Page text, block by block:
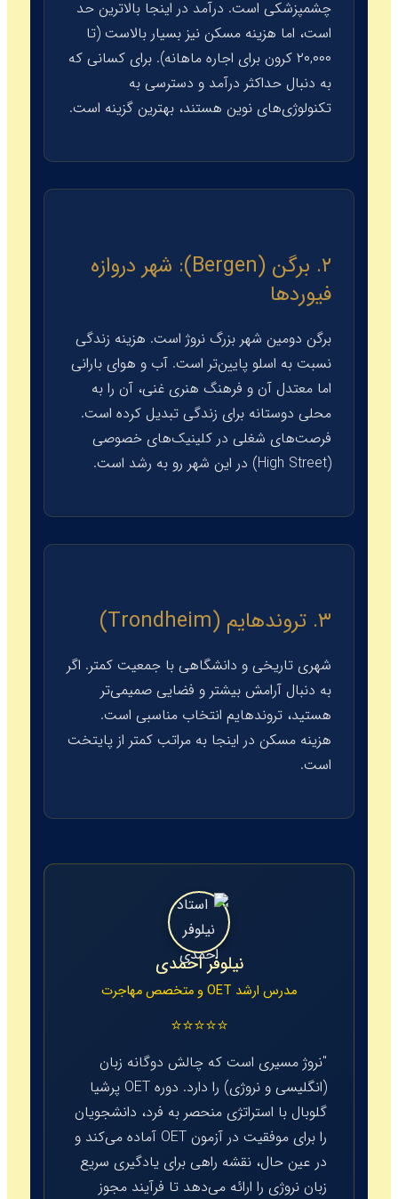
چشمپزشکی است. درآمد در اینجا بالاترین حد
است، اما هزینه مسکن نیز بسیار بالاست (تا
۲۰,۰۰۰ کرون برای اجاره ماهانه). برای کسانی که
به دنبال حداکثر درآمد و دسترسی به
تکنولوژی‌های نوین هستند، بهترین گزینه است.
۲. برگن (Bergen): شهر دروازه
فیوردها
برگن دومین شهر بزرگ نروژ است. هزینه زندگی
نسبت به اسلو پایین‌تر است. آب و هوای بارانی
اما معتدل آن و فرهنگ هنری غنی، آن را به
محلی دوستانه برای زندگی تبدیل کرده است.
فرصت‌های شغلی در کلینیک‌های خصوصی
(High Street) در این شهر رو به رشد است.
۳. تروندهایم (Trondheim)
شهری تاریخی و دانشگاهی با جمعیت کمتر. اگر
به دنبال آرامش بیشتر و فضایی صمیمی‌تر
هستید، تروندهایم انتخاب مناسبی است.
هزینه مسکن در اینجا به مراتب کمتر از پایتخت
است.
نیلوفر احمدی
مدرس ارشد OET و متخصص مهاجرت
⭐⭐⭐⭐⭐
"نروژ مسیری است که چالش دوگانه زبان
(انگلیسی و نروژی) را دارد. دوره OET پرشیا
گلوبال با استراتژی منحصر به فرد، دانشجویان
را برای موفقیت در آزمون OET آماده می‌کند و
در عین حال، نقشه راهی برای یادگیری سریع
زبان نروژی را ارائه می‌دهد تا فرآیند مجوز